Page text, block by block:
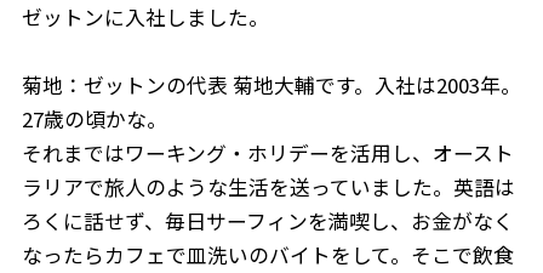
ゼットンに入社しました。
菊地：ゼットンの代表 菊地大輔です。入社は2003年。
27歳の頃かな。
それまではワーキング・ホリデーを活用し、オースト
ラリアで旅人のような生活を送っていました。英語は
ろくに話せず、毎日サーフィンを満喫し、お金がなく
なったらカフェで皿洗いのバイトをして。そこで飲食